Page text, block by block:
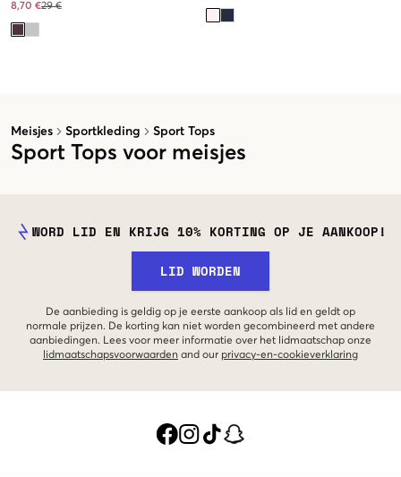
Meisjes Sportkleding Sport Tops
Sport Tops voor meisjes
8,70 €29 €
WORD LID EN KRIJG 10% KORTING OP JE AANKOOP!
LID WORDEN
De aanbieding is geldig op je eerste aankoop als lid en geldt op
normale prijzen. De korting kan niet worden gecombineerd met andere
aanbiedingen. Lees voor meer informatie over het lidmaatschap onze
lidmaatschapsvoorwaarden and our privacy-en-cookieverklaring